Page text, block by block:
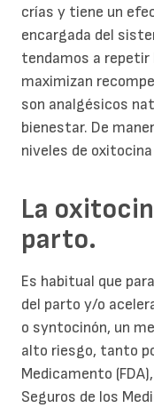
crías y tiene un
encargada del
tendamos a
maximizan
son analgésicos
bienestar. De
niveles de
La
parto.
Es habitual que
del parto y/o
o syntocinón, un
alto riesgo, tanto
Medicamento
Seguros de los